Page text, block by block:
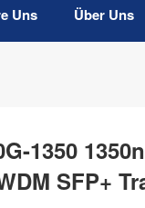
Uns Über Uns
1350
SFP+